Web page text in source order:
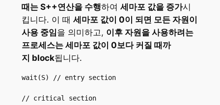
때는 S++연산을 수행하여 세마포 값을 증가시
킵니다. 이 때 세마포 값이 0이 되면 모든 자원이
사용 중임을 의미하고, 이후 자원을 사용하려는
프로세스는 세마포 값이 0보다 커질 때까
지 block됩니다.
wait(S) // entry section
// critical section